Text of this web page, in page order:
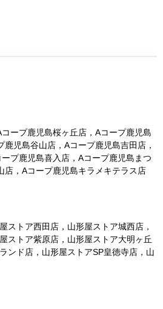
ープ鹿児島桜ヶ丘店，Aコープ鹿児島
児島谷山店，Aコープ鹿児島吉田店，
プ鹿児島喜入店，Aコープ鹿児島まつ
店，Aコープ鹿児島キラメキテラス店
ストア西田店，山形屋ストア城西店，
ストア紫原店，山形屋ストア大明ヶ丘
ンド店，山形屋ストアSP皇徳寺店，山